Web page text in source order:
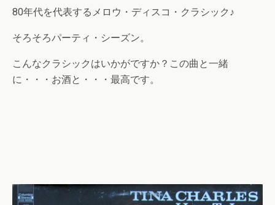
80年代を代表するメロウ・ディスコ・クラシック♪
そろそろパーティ・シーズン。
こんなクラシックはいかがですか？この曲と一緒
に・・・お酒と・・・最高です。